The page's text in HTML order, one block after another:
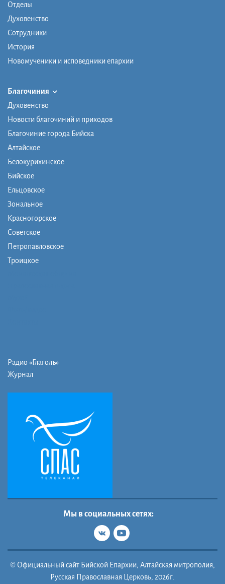
Отделы
Духовенство
Сотрудники
История
Новомученики и исповедники епархии
Благочиния
Духовенство
Новости благочиний и приходов
Благочиние города Бийска
Алтайское
Белокурихинское
Бийское
Ельцовское
Зональное
Красногорское
Советское
Петропавловское
Троицкое
Радио «Глаголъ»
Журнал
Мы в социальных сетях:
© Официальный сайт Бийской Епархии, Алтайская митрополия,
Русская Православная Церковь, 2026г.